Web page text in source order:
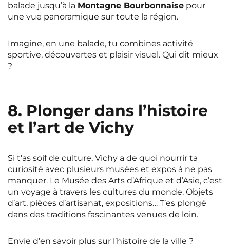
balade jusqu’à la Montagne Bourbonnaise pour
une vue panoramique sur toute la région.
Imagine, en une balade, tu combines activité
sportive, découvertes et plaisir visuel. Qui dit mieux
?
8. Plonger dans l’histoire
et l’art de Vichy
Si t’as soif de culture, Vichy a de quoi nourrir ta
curiosité avec plusieurs musées et expos à ne pas
manquer. Le Musée des Arts d’Afrique et d’Asie, c’est
un voyage à travers les cultures du monde. Objets
d’art, pièces d’artisanat, expositions… T’es plongé
dans des traditions fascinantes venues de loin.
Envie d’en savoir plus sur l’histoire de la ville ?